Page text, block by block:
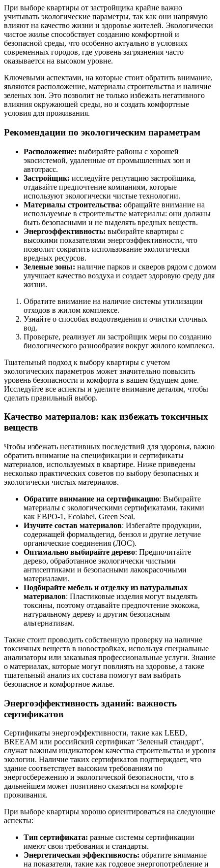
При выборе квартиры от застройщика крайне важно
учитывать экологические параметры, так как они напрямую
влияют на качество жизни и здоровье жителей. Экологически
чистое жилье способствует созданию комфортной и
безопасной среды, что особенно актуально в условиях
современных городов, где уровень загрязнения часто
оказывается на высоком уровне.
Ключевыми аспектами, на которые стоит обратить внимание,
являются расположение, материалы строительства и наличие
зеленых зон. Это позволит не только избежать негативного
влияния окружающей среды, но и создать комфортные
условия для проживания.
Рекомендации по экологическим параметрам
Расположение: выбирайте районы с хорошей
экосистемой, удаленные от промышленных зон и
автотрасс.
Застройщик: исследуйте репутацию застройщика,
отдавайте предпочтение компаниям, которые
используют экологически чистые технологии.
Материалы строительства: обращайте внимание на
используемые в строительстве материалы: они должны
быть безопасными и не выделять вредных веществ.
Энергоэффективность: выбирайте квартиры с
высокими показателями энергоэффективности, что
позволит сократить использование экологически
вредных ресурсов.
Зеленые зоны: наличие парков и скверов рядом с домом
улучшает качество воздуха и создает здоровую среду для
жизни.
Обратите внимание на наличие системы утилизации
отходов в жилом комплексе.
Узнайте о способах водоотведения и очистки сточных
вод.
Проверьте, реализует ли застройщик меры по созданию
биологического разнообразия вокруг жилого комплекса.
Тщательный подход к выбору квартиры с учетом
экологических параметров может значительно повысить
уровень безопасности и комфорта в вашем будущем доме.
Исследуйте все аспекты и уделите внимание деталям, чтобы
сделать правильный выбор.
Качество материалов: как избежать токсичных
веществ
Чтобы избежать негативных последствий для здоровья, важно
обратить внимание на спецификации и сертификаты
материалов, используемых в квартире. Ниже приведены
несколько практических советов по выбору безопасных и
экологически чистых материалов.
Обратите внимание на сертификацию: Выбирайте
материалы с экологическими сертификатами, такими
как ЕВРО-1, Ecolabel, Green Seal.
Изучите состав материалов: Избегайте продукции,
содержащей формальдегид, бензол и другие летучие
органические соединения (ЛОС).
Оптимально выбирайте дерево: Предпочитайте
дерево, обработанное экологически чистыми
антисептиками и безопасными лакокрасочными
материалами.
Подбирайте мебель и отделку из натуральных
материалов: Пластиковые изделия могут выделять
токсины, поэтому отдавайте предпочтение экокожа,
натуральному дереву и другим безопасным
альтернативам.
Также стоит проводить собственную проверку на наличие
токсичных веществ в новостройках, используя специальные
анализаторы или заказывая профессиональные услуги. Знание
о материалах, которые могут повлиять на здоровье, а также
тщательный анализ их состава помогут вам выбрать
безопасное и комфортное жилье.
Энергоэффективность зданий: важность
сертификатов
Сертификаты энергоэффективности, такие как LEED,
BREEAM или российский сертификат ‘Зеленый стандарт’,
служат важным индикатором качества строительства и уровня
экологии. Наличие таких сертификатов подтверждает, что
здание соответствует высоким требованиям по
энергосбережению и экологической безопасности, что в
дальнейшем может позитивно сказаться на комфорте
проживания.
При выборе квартиры хорошо ориентироваться на следующие
аспекты:
Тип сертификата: разные системы сертификации
имеют свои требования и стандарты.
Энергетическая эффективность: обратите внимание
на показатели, такие как годовое энергопотребление и